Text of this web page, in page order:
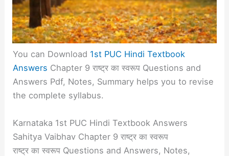
You can Download 1st PUC Hindi Textbook
Answers Chapter 9 राष्ट्र का स्वरूप Questions and
Answers Pdf, Notes, Summary helps you to revise
the complete syllabus.
Karnataka 1st PUC Hindi Textbook Answers
Sahitya Vaibhav Chapter 9 राष्ट्र का स्वरूप
राष्ट्र का स्वरूप Questions and Answers, Notes,